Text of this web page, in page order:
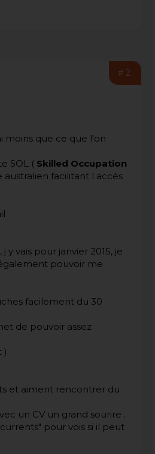
#2
moins que ce que l'on
SOL ( Skilled Occupation
facilitant l accès
y vais pour janvier 2015, je
pouvoir me
facilement du 30
de pouvoir assez
)
et aiment rencontrer du
un CV un grand sourire .
pour vois si il peut